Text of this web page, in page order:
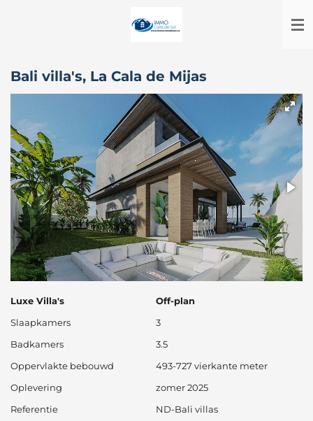
Bali villa's, La Cala de Mijas
Luxe Villa's
Off-plan
Slaapkamers
3
Badkamers
3.5
Oppervlakte bebouwd
493-727 vierkante meter
Oplevering
zomer 2025
Referentie
ND-Bali villas